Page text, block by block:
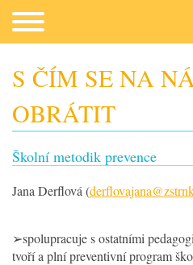
Co potřebujeme
S ČÍM SE NA
OBRÁTIT
Školní metodik prevence
Jana Derflová (
➢spolupracuje s ostatními
tvoří a plní preventivní program